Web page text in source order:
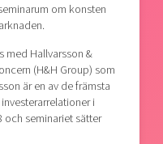
om konsten
med Hallvarsson &
(H&H Group) som
är en av de främsta
i
och seminariet sätter